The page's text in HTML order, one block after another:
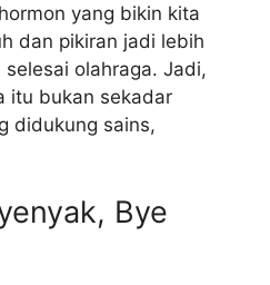
yang bikin kita
dan pikiran jadi lebih
olahraga. Jadi,
itu bukan sekadar
didukung sains,
Bye